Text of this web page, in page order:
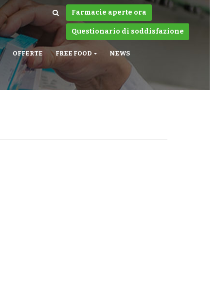
Farmacie aperte ora
Questionario di soddisfazione
OFFERTE FREE FOOD NEWS